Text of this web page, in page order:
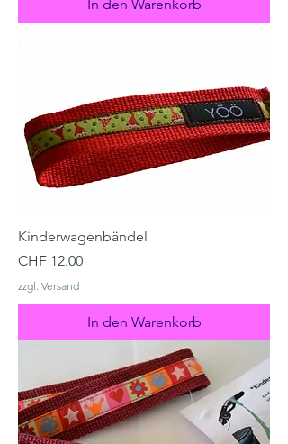
In den Warenkorb
Kinderwagenbändel
Preis
CHF 12.00
zzgl. Versand
In den Warenkorb